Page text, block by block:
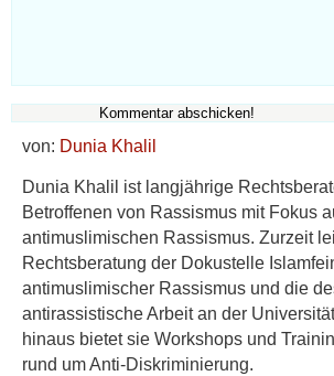
von: Dunia Khalil
Dunia Khalil ist langjährige
Betroffenen von Rassismus mit Fokus
antimuslimischen Rassismus. Zurzeit
Rechtsberatung der Dokustelle
antimuslimischer Rassismus und die
antirassistische Arbeit an der
hinaus bietet sie Workshops und
rund um Anti-Diskriminierung.